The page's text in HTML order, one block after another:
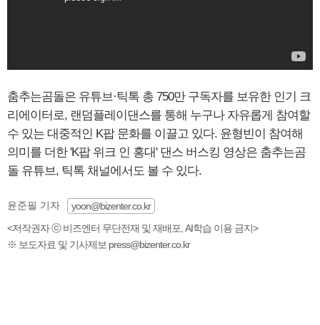
춤추는곰돌은 유튜브·틱톡 총 750만 구독자를 보유한 인기 크
리에이터로, 랜덤플레이댄스를 통해 누구나 자유롭게 참여할
수 있는 대중적인 K팝 문화를 이끌고 있다. 윤형빈이 참여해
의미를 더한 'K팝 위크 인 홍대' 댄스 버스킹 영상은 춤추는곰
돌 유튜브, 틱톡 채널에서도 볼 수 있다.
윤준필 기자
yoon@bizenter.co.kr
<저작권자 ⓒ 비즈엔터 무단전재 및 재배포, AI학습 이용 금지>
※ 보도자료 및 기사제보 press@bizenter.co.kr